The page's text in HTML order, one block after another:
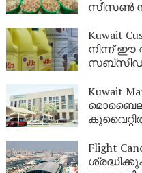
സീസൺ
Kuwait
നിന്ന് ഈ
Kuwait
Flight